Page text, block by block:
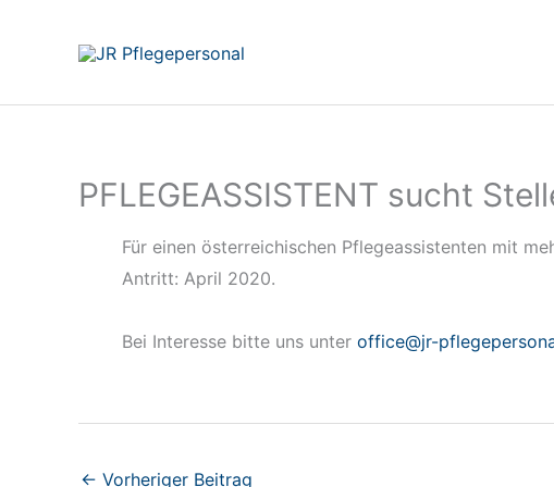
PFLEGEASSISTENT sucht
Für einen österreichischen Pflegeassistenten mit
Antritt: April 2020.
Bei Interesse bitte uns unter office@jr-
← Vorheriger Beitrag